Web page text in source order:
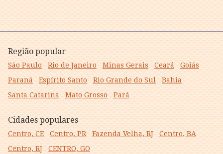
Região popular
São Paulo Rio de Janeiro Minas Gerais Ceará
Goiás
Paraná
Espírito Santo Rio Grande do Sul
Bahia
Santa Catarina
Mato Grosso Pará
Cidades populares
Centro, CE Centro, PR Fazenda Velha, RJ
Centro, BA
Centro, RJ
CENTRO, GO